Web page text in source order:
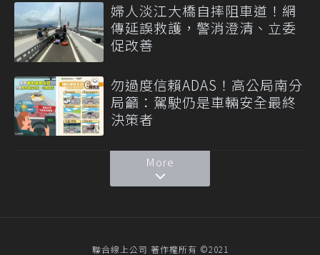
婦人淡江大橋自摔阻車道！網
傳延誤救護，警消澄清、立委
促改善
勿過度信賴ADAS！高公局南分
局籲：駕駛仍是車輛安全最終
決策者
More
聯合線上公司 著作權所有 ©2021